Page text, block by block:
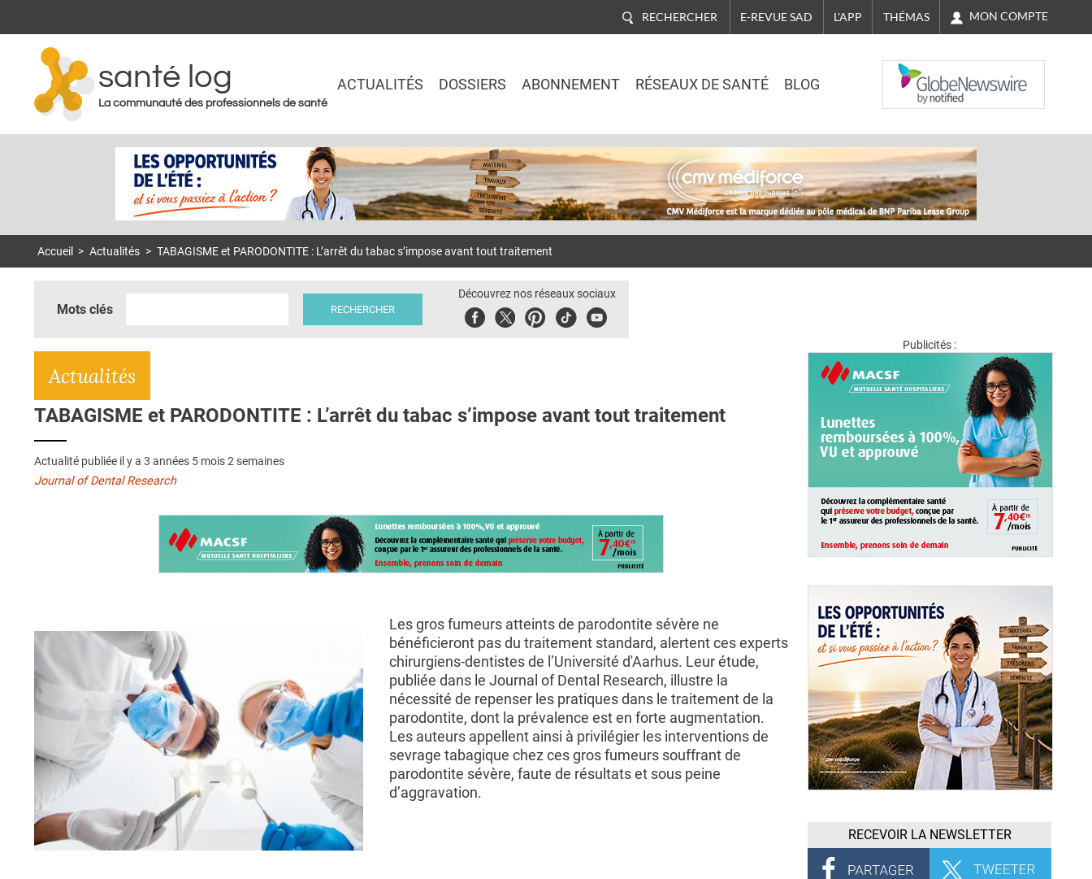
RECHERCHER E-REVUE SAD L'APP THÉMAS MON COMPTE
santé log
La communauté des professionnels de santé
ACTUALITÉS DOSSIERS ABONNEMENT RÉSEAUX DE SANTÉ BLOG
NASDAQ
Accueil > Actualités > TABAGISME et PARODONTITE : L’arrêt du tabac s’impose avant tout traitement
Mots clés
Découvrez nos réseaux sociaux
FacebookTwitterPinterest
TiktokYoubute
Actualités
TABAGISME et PARODONTITE : L’arrêt du tabac s’impose avant tout traitement
Actualité publiée il y a 3 années 5 mois 2 semaines
Journal of Dental Research
Les gros fumeurs atteints de parodontite sévère ne
bénéficieront pas du traitement standard, alertent ces experts
chirurgiens-dentistes de l’Université d'Aarhus. Leur étude,
publiée dans le Journal of Dental Research, illustre la
nécessité de repenser les pratiques dans le traitement de la
parodontite, dont la prévalence est en forte augmentation.
Les auteurs appellent ainsi à privilégier les interventions de
sevrage tabagique chez ces gros fumeurs souffrant de
parodontite sévère, faute de résultats et sous peine
d’aggravation.
Publicités :
RECEVOIR LA NEWSLETTER